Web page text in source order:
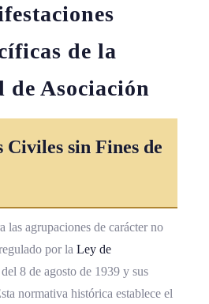
de la
Asociación
Civiles sin Fines de
las agrupaciones de carácter no
por la Ley de
8 de agosto de 1939 y sus
normativa histórica establece el